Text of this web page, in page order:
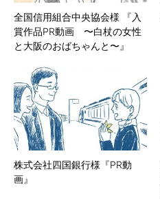
全国信用組合中央協会様 『入
賞作品PR動画 〜白杖の女性
と大阪のおばちゃんと〜』
株式会社四国銀行様『PR動
画』